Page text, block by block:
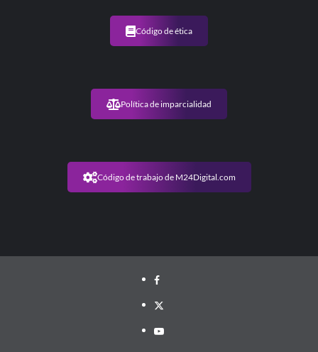
Código de ética
Política de imparcialidad
Código de trabajo de M24Digital.com